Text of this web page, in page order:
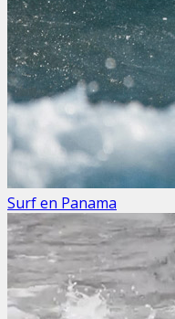
Surf en Panama